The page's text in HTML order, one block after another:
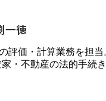
一徳
評価・計算業務を担
・不動産の法的手続